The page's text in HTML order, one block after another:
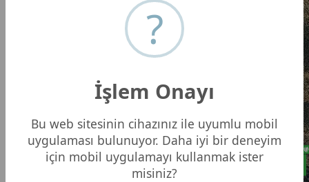
Taşyaran Vadisi Tabiat Parkı
?
İşlem Onayı
Bu web sitesinin cihazınız ile uyumlu mobil
uygulaması bulunuyor. Daha iyi bir deneyim
için mobil uygulamayı kullanmak ister
misiniz?